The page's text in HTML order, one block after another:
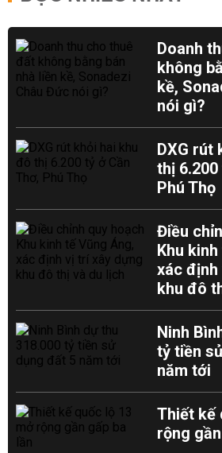
Doanh
không
kề,
nói gì?
DXG rút
thị
Phú Thọ
Điều
Khu
xác
khu đô
Ninh
tỷ tiền
năm tới
Thiết kế
rộng